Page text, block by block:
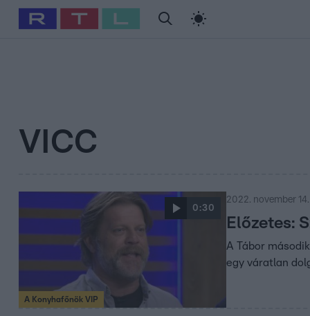
Babits Marcella Szellő István Most Wanted
VICC
0:30
A Konyhafőnök VIP
2022. november
Előzetes:
A Tábor
egy váratlan